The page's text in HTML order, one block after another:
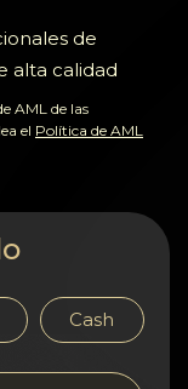
de
alta calidad
AML de las
el Política de AML
Cash